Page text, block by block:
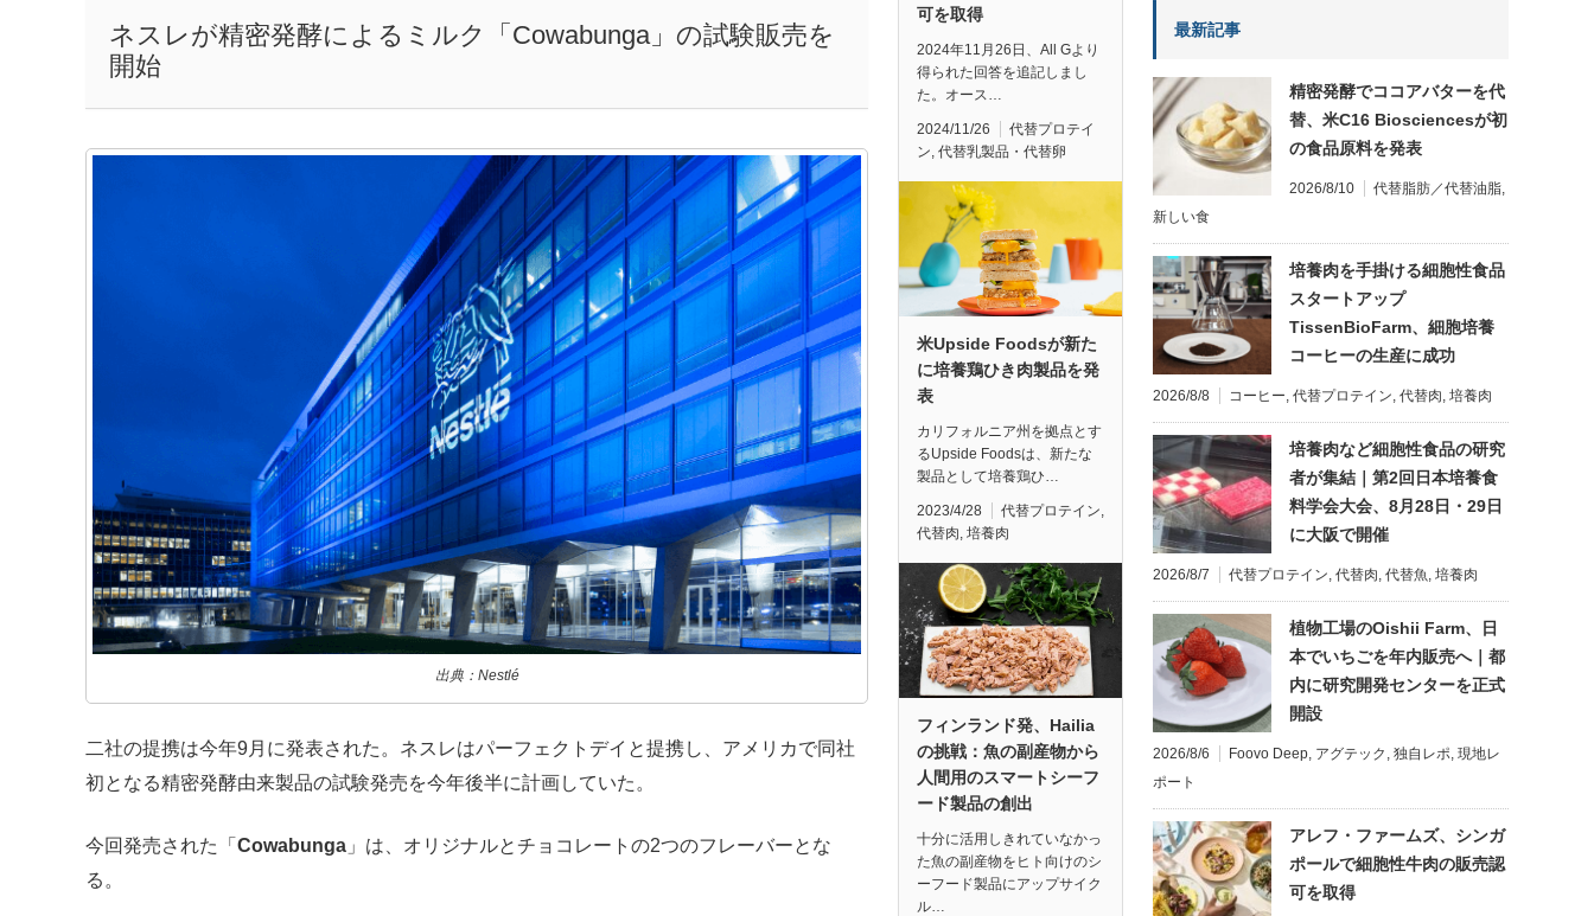
ネスレが精密発酵によるミルク「Cowabunga」の試験販売を
開始
出典：Nestlé
二社の提携は今年9月に発表された。ネスレはパーフェクトデイと提携し、アメリカで同社
初となる精密発酵由来製品の試験発売を今年後半に計画していた。
今回発売された「 Cowabunga 」は、オリジナルとチョコレートの2つのフレーバーとな
る。
可を取得
2024年11月26日、All Gより
得られた回答を追記しまし
た。オース…
2024/11/26
代替プロテイ
ン, 代替乳製品・代替卵
米Upside Foodsが新た
に培養鶏ひき肉製品を発
表
カリフォルニア州を拠点とす
るUpside Foodsは、新たな
製品として培養鶏ひ…
2023/4/28 代替プロテイン,
代替肉, 培養肉
フィンランド発、Hailia
の挑戦：魚の副産物から
人間用のスマートシーフ
ード製品の創出
十分に活用しきれていなかっ
た魚の副産物をヒト向けのシ
ーフード製品にアップサイク
ル…
最新記事
精密発酵でココアバターを代
替、米C16 Biosciencesが初
の食品原料を発表
2026/8/10 代替脂肪／代替油脂
新しい食
培養肉を手掛ける細胞性食品
スタートアップ
TissenBioFarm、細胞培養
コーヒーの生産に成功
2026/8/8 コーヒー 代替プロテイン 代替肉 培養肉
培養肉など細胞性食品の研究
者が集結｜第2回日本培養食
料学会大会、8月28日・29日
に大阪で開催
2026/8/7 代替プロテイン 代替肉 代替魚 培養肉
植物工場のOishii Farm、日
本でいちごを年内販売へ｜都
内に研究開発センターを正式
開設
2026/8/6 Foovo Deep アグテック 独自レポ 現地レ
ポート
アレフ・ファームズ、シンガ
ポールで細胞性牛肉の販売認
可を取得